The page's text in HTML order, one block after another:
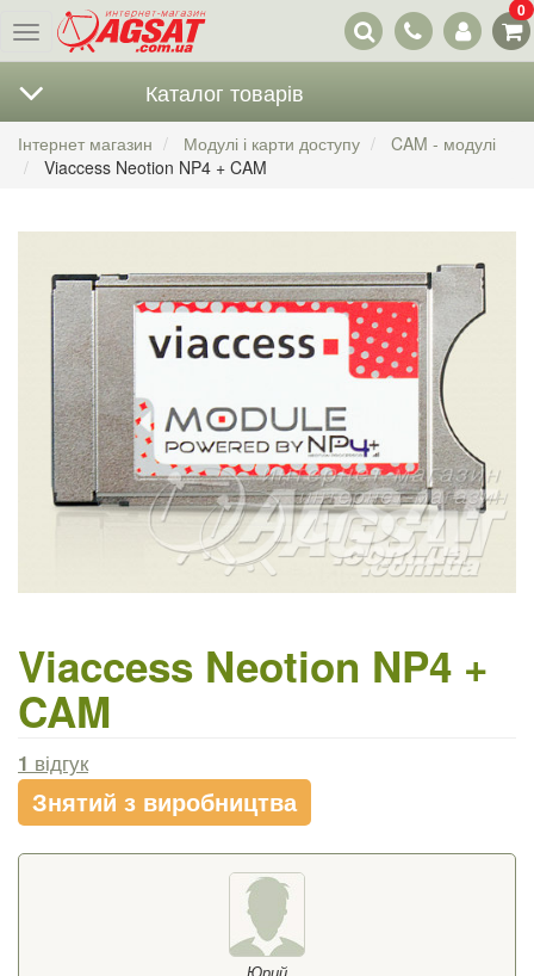
Меню
Наші
контакти
0
Каталог товарів
Інтернет магазин Модулі і карти доступу
CAM - модулі
Viaccess Neotion NP4 + CAM
Viaccess Neotion NP4 +
CAM
1 відгук
Знятий з виробництва